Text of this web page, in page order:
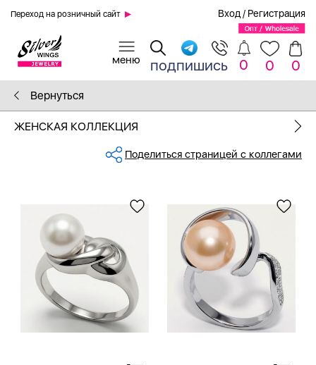
Переход на розничный сайт Вход / Регистрация
подпишись 0 0 0
Вернуться
ЖЕНСКАЯ КОЛЛЕКЦИЯ
Поделиться страницей с коллегами